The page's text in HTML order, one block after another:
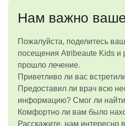
Нам важно
Пожалуйста, поделитесь
посещения Atribeaute Kids и
прошло лечение.
Приветливо ли вас
Предоставил ли врач всю
информацию? Смог ли
Комфортно ли вам было
Расскажите, нам интересно